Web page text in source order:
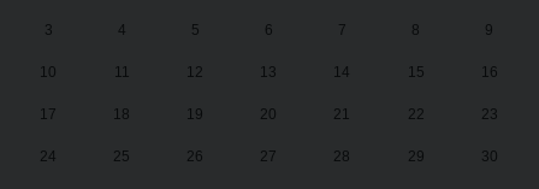
3 4 5 6 7 8 9
10 11 12 13 14 15 16
17 18 19 20 21 22 23
24 25 26 27 28 29 30